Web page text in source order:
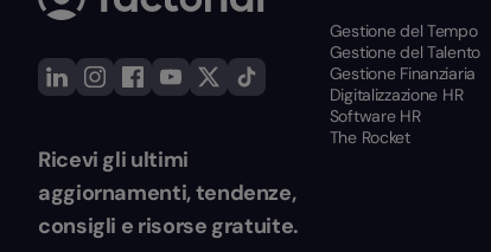
Ricevi gli ultimi
aggiornamenti, tendenze,
consigli e risorse gratuite.
Gestione del Tempo
Gestione del Talento
Gestione Finanziaria
Digitalizzazione HR
Software HR
The Rocket